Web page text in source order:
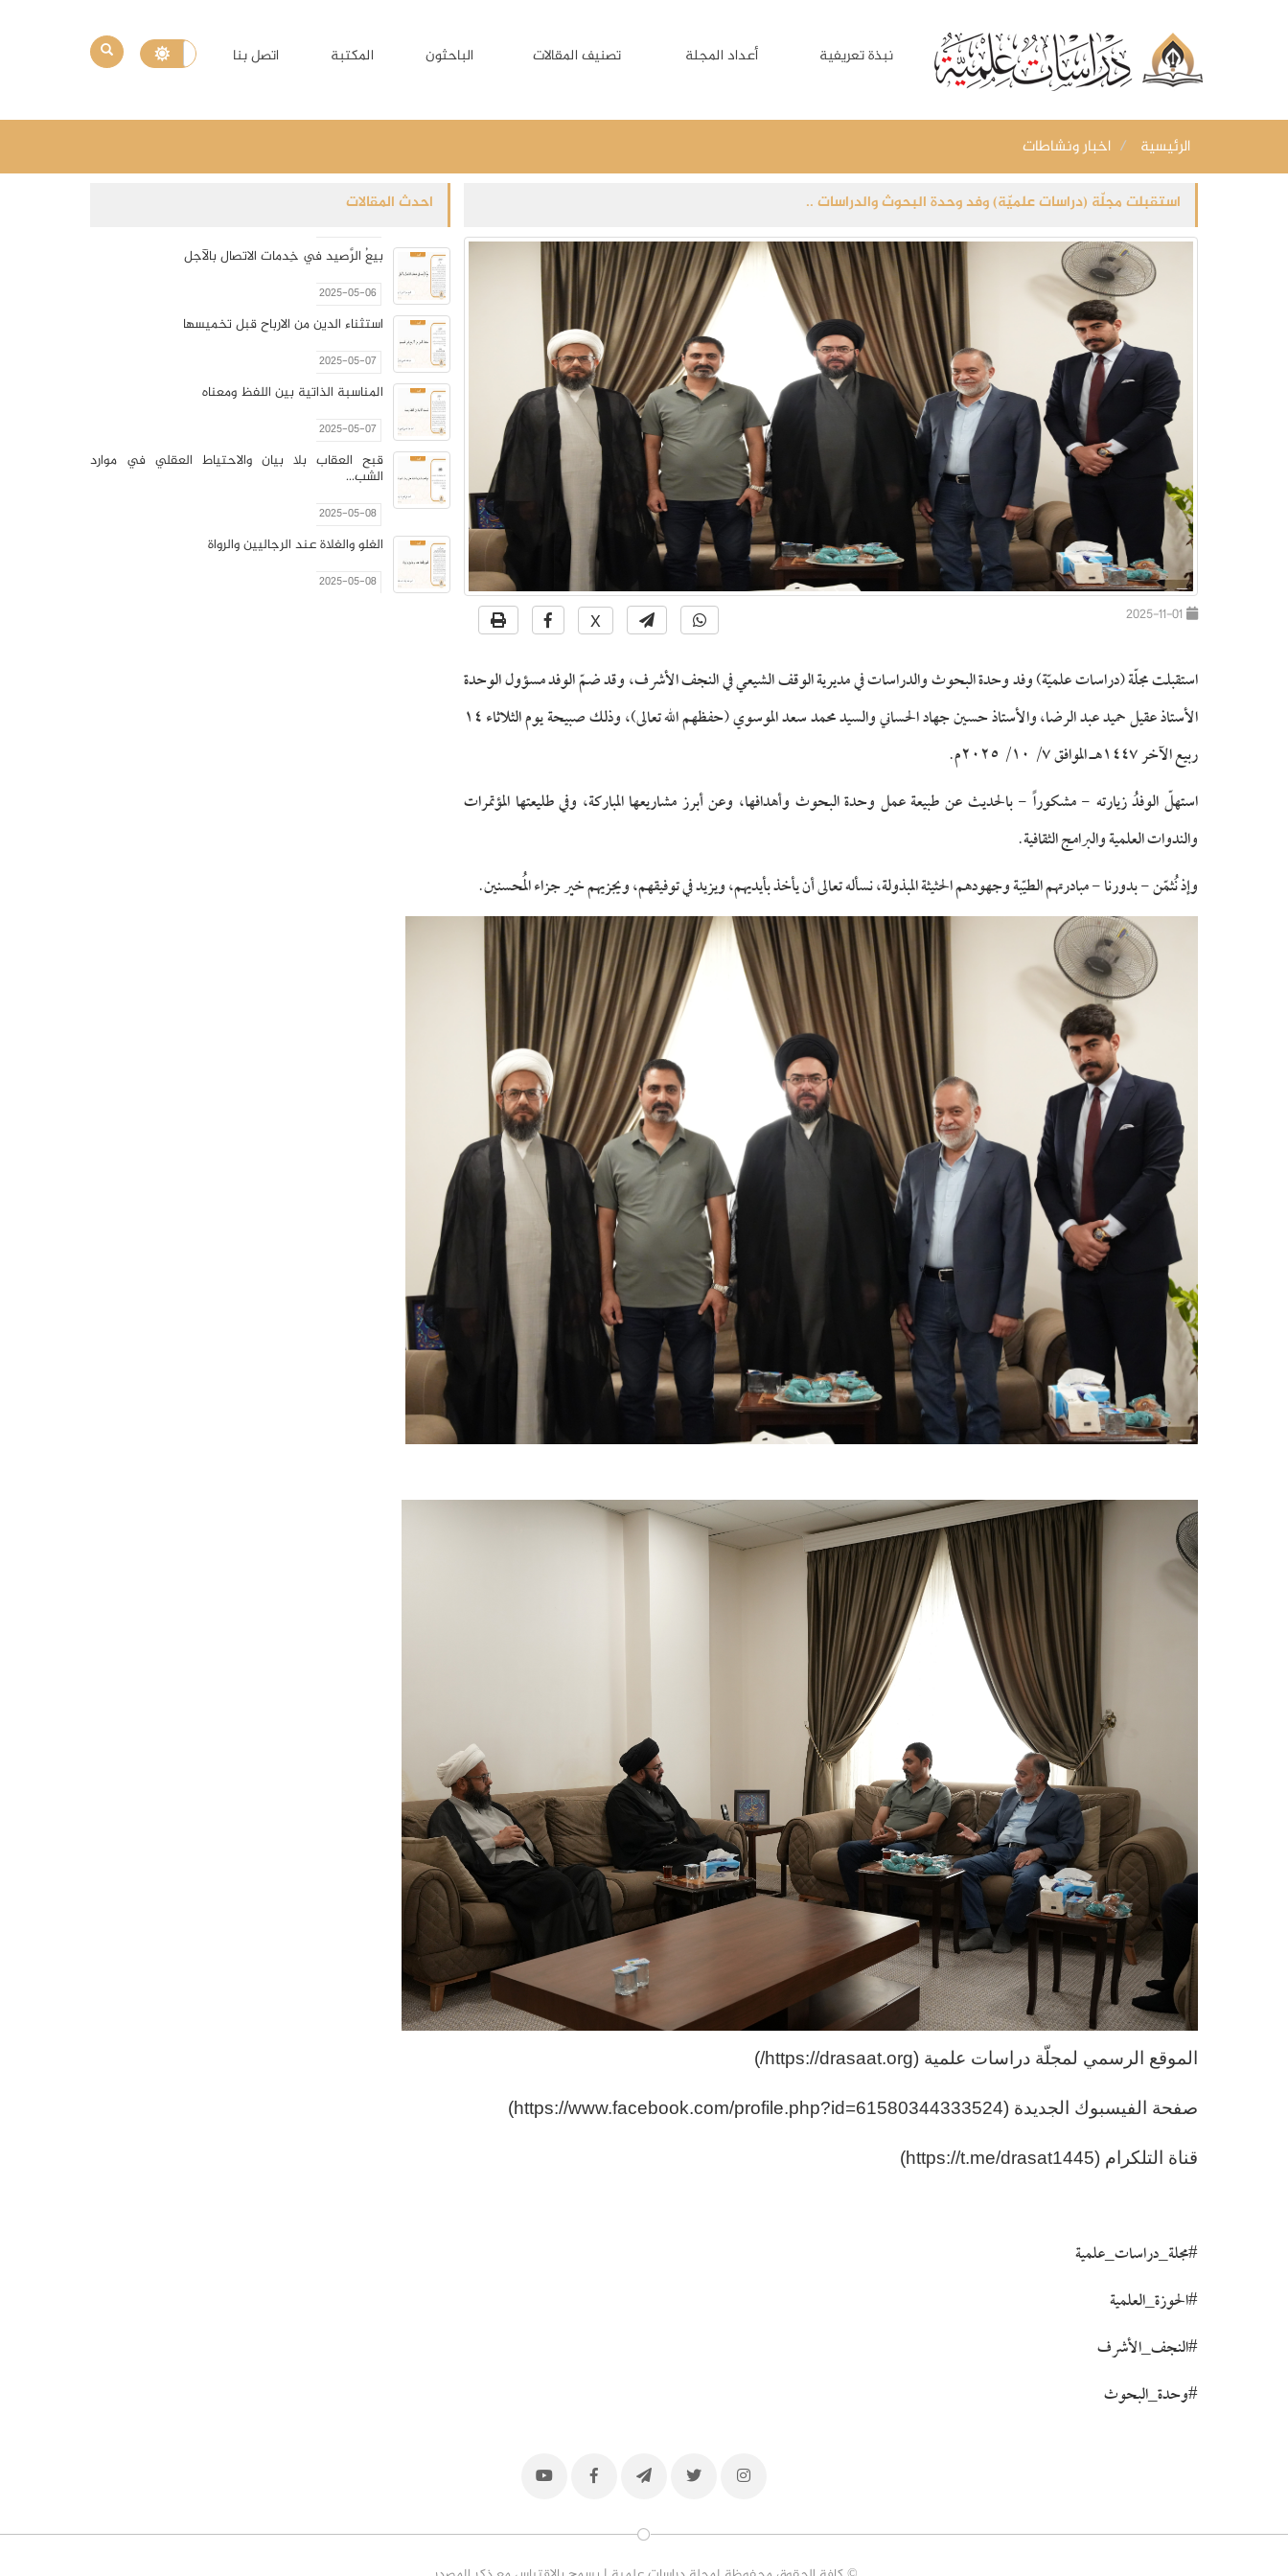
نبذة تعريفية أعداد المجلة تصنيف المقالات الباحثون المكتبة اتصل بنا
الرئيسية اخبار ونشاطات
استقبلت مجلّة (دراسات علميّة) وفد وحدة البحوث والدراسات ..
X
استقبلت مجلّة (دراسات علميّة) وفد وحدة البحوث والدراسات في مديرية الوقف الشيعي في النجف الأشرف، وقد ضمّ الوفد مسؤول الوحدة
الأستاذ عقيل حميد عبد الرضا، والأستاذ حسين جهاد الحساني والسيد محمد سعد الموسوي (حفظهم الله تعالى)، وذلك صبيحة يوم الثلاثاء ١٤
ربيع الآخر ١٤٤٧هـ الموافق ٧/ ١٠/ ٢٠٢٥م.
استهلّ الوفدُ زيارته - مشكوراً - بالحديث عن طبيعة عمل وحدة البحوث وأهدافها، وعن أبرز مشاريعها المباركة، وفي طليعتها المؤتمرات
والندوات العلمية والبرامج الثقافية.
وإذ نُثمّن - بدورنا - مبادرتهم الطيّبة وجهودهم الحثيثة المبذولة، نسأله تعالى أن يأخذ بأيديهم، ويزيد في توفيقهم، ويجزيهم خير جزاء المُحسنين.
الموقع الرسمي لمجلّة دراسات علمية (https://drasaat.org/)
صفحة الفيسبوك الجديدة (https://www.facebook.com/profile.php?id=61580344333524)
قناة التلكرام (https://t.me/drasat1445)
#مجلة_دراسات_علمية
#الحوزة_العلمية
#النجف_الأشرف
#وحدة_البحوث
احدث المقالات
بيعُ الرَّصيد في خِدمات الاتصال بالآجل
2025-05-06
استثناء الدين من الارباح قبل تخميسها
2025-05-07
المناسبة الذاتية بين اللفظ ومعناه
2025-05-07
قبح العقاب بلا بيان والاحتياط العقلي في موارد
الشب...
2025-05-08
الغلو والغلاة عند الرجاليين والرواة
2025-05-08